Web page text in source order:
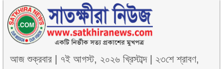
আজশুক্রবার ৭ই আগস্ট, ২০২৬ খ্রিস্টাব্দ| ২৩শে শ্রাবণ,